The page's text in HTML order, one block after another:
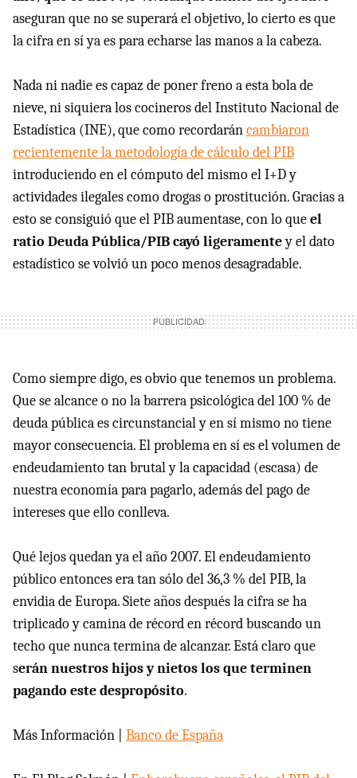
aseguran que no se superará el objetivo, lo cierto es que
la cifra en sí ya es para echarse las manos a la cabeza.
Nada ni nadie es capaz de poner freno a esta bola de
nieve, ni siquiera los cocineros del Instituto Nacional de
Estadística (INE), que como recordaráncambiaron
recientemente la metodología de cálculo del PIB
introduciendo en el cómputo del mismo el I+D y
actividades ilegales como drogas o prostitución. Gracias a
esto se consiguió que el PIB aumentase, con lo queel
ratio Deuda Pública/PIB cayó ligeramentey el dato
estadístico se volvió un poco menos desagradable.
Como siempre digo, es obvio que tenemos un problema.
Que se alcance o no la barrera psicológica del 100 % de
deuda pública es circunstancial y en sí mismo no tiene
mayor consecuencia. El problema en sí es el volumen de
endeudamiento tan brutal y la capacidad (escasa) de
nuestra economía para pagarlo, además del pago de
intereses que ello conlleva.
Qué lejos quedan ya el año 2007. El endeudamiento
público entonces era tan sólo del 36,3 % del PIB, la
envidia de Europa. Siete años después la cifra se ha
triplicado y camina de récord en récord buscando un
techo que nunca termina de alcanzar. Está claro que
serán nuestros hijos y nietos los que terminen
pagando este despropósito.
Más Información | Banco de España